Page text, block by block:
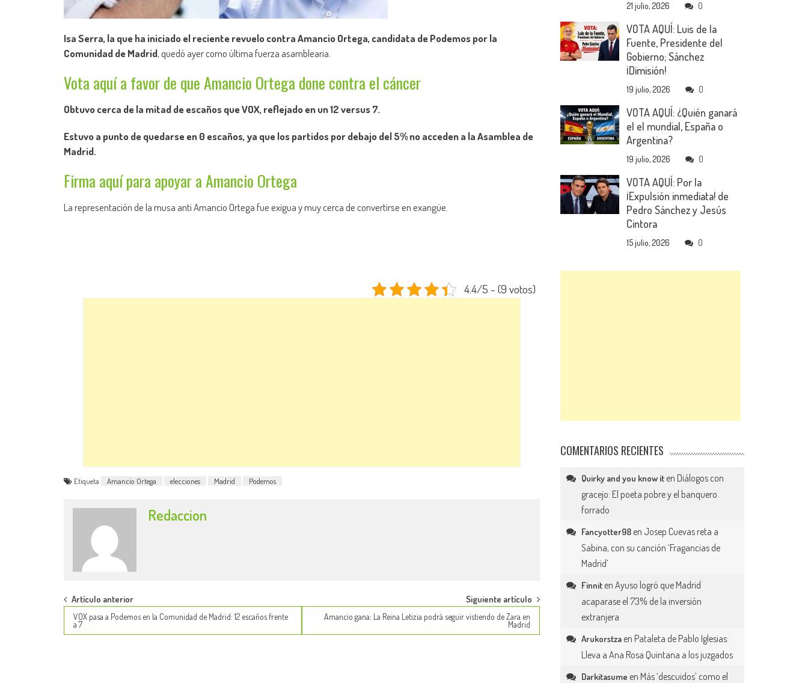
Isa Serra, la que ha iniciado el reciente revuelo contra Amancio Ortega, candidata de Podemos por la
Comunidad de Madrid, quedó ayer como última fuerza asamblearia.
Vota aquí a favor de que Amancio Ortega done contra el cáncer
Obtuvo cerca de la mitad de escaños que VOX, reflejado en un 12 versus 7.
Estuvo a punto de quedarse en 0 escaños, ya que los partidos por debajo del 5% no acceden a la Asamblea de
Madrid.
Firma aquí para apoyar a Amancio Ortega
La representación de la musa anti Amancio Ortega fue exigua y muy cerca de convertirse en exangüe.
4.4/5 - (9 votos)
Etiqueta Amancio Ortega elecciones Madrid Podemos
Redaccion
Post
navigation
Artículo anterior
VOX pasa a Podemos en la Comunidad de Madrid: 12 escaños frente
a 7
Siguiente artículo
Amancio gana: La Reina Letizia podrá seguir vistiendo de Zara en
Madrid
21 julio, 2026 0
VOTA AQUÍ: Luis de la
Fuente, Presidente del
Gobierno; Sánchez
¡Dimisión!
19 julio, 2026 0
VOTA AQUÍ: ¿Quién ganará
el el mundial, España o
Argentina?
19 julio, 2026 0
VOTA AQUÍ: Por la
¡Expulsión inmediata! de
Pedro Sánchez y Jesús
Cintora
15 julio, 2026 0
COMENTARIOS RECIENTES
Quirky and you know it en Diálogos con
gracejo: El poeta pobre y el banquero
forrado
Fancyotter98 en Josep Cuevas reta a
Sabina, con su canción ‘Fragancias de
Madrid’
Finnit enAyuso logró que Madrid
acaparase el 73% de la inversión
extranjera
Arukorstza en Pataleta de Pablo Iglesias:
Lleva a Ana Rosa Quintana a los juzgados
Darkitasume en Más ‘descuidos’ como el